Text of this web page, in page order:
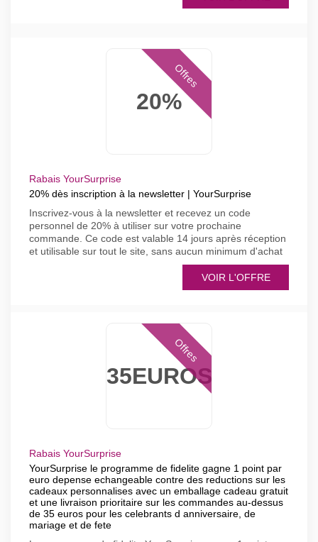
20%
Offres
Rabais YourSurprise
20% dès inscription à la newsletter | YourSurprise
Inscrivez-vous à la newsletter et recevez un code
personnel de 20% à utiliser sur votre prochaine
commande. Ce code est valable 14 jours après réception
et utilisable sur tout le site, sans aucun minimum d'achat
VOIR L'OFFRE
35EUROS
Offres
Rabais YourSurprise
YourSurprise le programme de fidelite gagne 1 point par
euro depense echangeable contre des reductions sur les
cadeaux personnalises avec un emballage cadeau gratuit
et une livraison prioritaire sur les commandes au-dessus
de 35 euros pour les celebrants d anniversaire, de
mariage et de fete